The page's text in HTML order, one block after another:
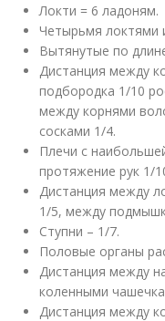
Локти = 6 ладоням.
Четырьмя локтями
Вытянутые по
Дистанция между
подбородка 1/10
между корнями
сосками 1/4.
Плечи с
протяжение рук 1/
Дистанция между
1/5, между
Ступни – 1/7.
Половые органы
Дистанция между
коленными
Дистанция между